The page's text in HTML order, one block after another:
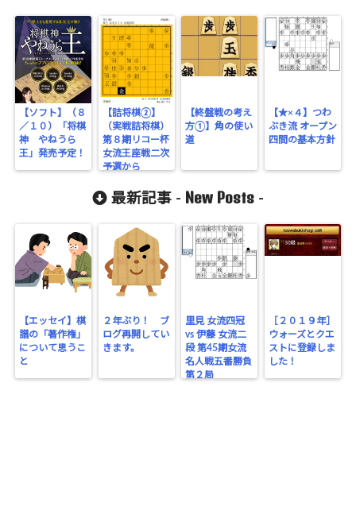
【ソフト】（８
／１０）「将棋
神 やねうら
王」発売予定！
【詰将棋②】
（実戦詰将棋）
第８期リコー杯
女流王座戦二次
予選から
【終盤戦の考え
方①】角の使い
道
【★×４】つわ
ぶき流 オープン
四間の基本方針
最新記事 - New Posts -
【エッセイ】棋
譜の「著作権」
について思うこ
と
２年ぶり！ ブ
ログ再開してい
きます。
里見 女流四冠
vs 伊藤 女流二
段 第45期女流
名人戦五番勝負
第２局
［２０１９年］
ウォーズとクエ
ストに登録しま
した！